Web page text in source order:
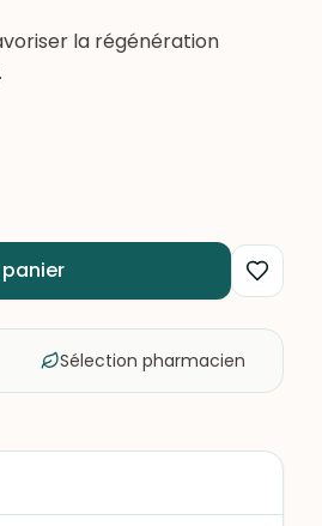
la régénération
Sélection pharmacien